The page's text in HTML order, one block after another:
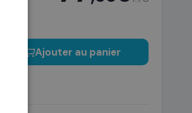
Ajouter au panier